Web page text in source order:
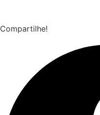
Compartilhe!